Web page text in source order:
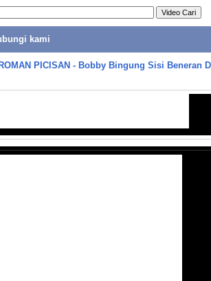
kami
ROMAN PICISAN - Bobby Bingung Sisi Beneran